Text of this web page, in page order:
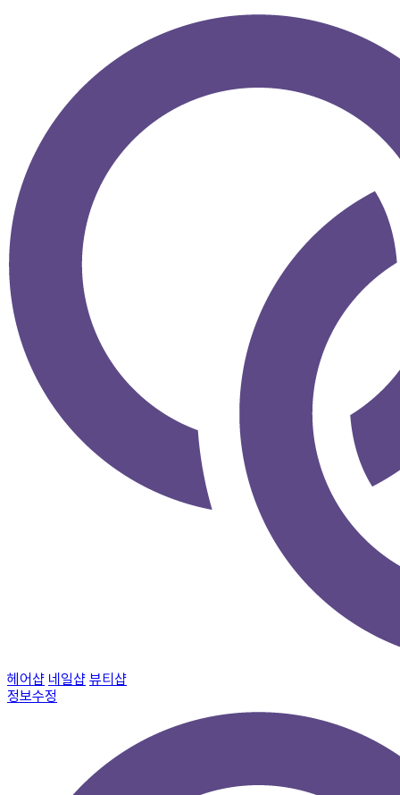
헤어샵 네일샵 뷰티샵
정보수정